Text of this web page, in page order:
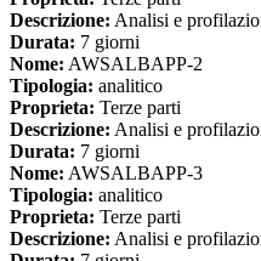
Descrizione: Analisi e
Durata: 7 giorni
Nome: AWSALBAPP-2
Tipologia: analitico
Proprieta: Terze parti
Descrizione: Analisi e
Durata: 7 giorni
Nome: AWSALBAPP-3
Tipologia: analitico
Proprieta: Terze parti
Descrizione: Analisi e